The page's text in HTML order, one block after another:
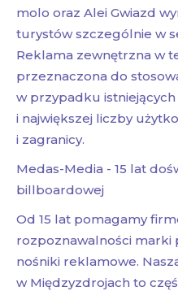
molo oraz Alei Gwiazd
turystów szczególnie w
Reklama zewnętrzna w
przeznaczona do
w przypadku
i największej liczby
i zagranicy.
Medas-Media - 15 lat
billboardowej
Od 15 lat pomagamy
rozpoznawalności marki
nośniki reklamowe.
w Międzyzdrojach to